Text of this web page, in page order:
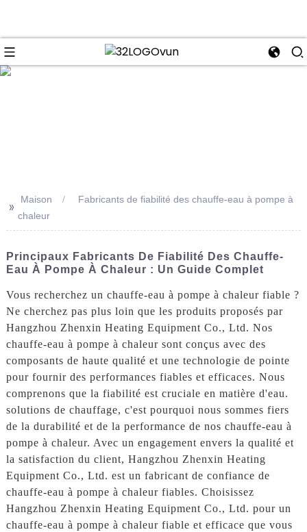
>> Maison
Fabricants de fiabilité des chauffe-eau à pompe à
chaleur
Principaux Fabricants De Fiabilité Des Chauffe-
Eau À Pompe À Chaleur : Un Guide Complet
Vous recherchez un chauffe-eau à pompe à chaleur fiable ?
Ne cherchez pas plus loin que les produits proposés par
Hangzhou Zhenxin Heating Equipment Co., Ltd. Nos
chauffe-eau à pompe à chaleur sont conçus avec des
composants de haute qualité et une technologie de pointe
pour fournir des performances fiables et efficaces. Nous
comprenons que la fiabilité est cruciale en matière d'eau.
solutions de chauffage, c'est pourquoi nous sommes fiers
de la durabilité et de la performance de nos chauffe-eau à
pompe à chaleur. Avec un engagement envers la qualité et
la satisfaction du client, Hangzhou Zhenxin Heating
Equipment Co., Ltd. est un fabricant de confiance de
chauffe-eau à pompe à chaleur fiables. Choisissez
Hangzhou Zhenxin Heating Equipment Co., Ltd. pour un
chauffe-eau à pompe à chaleur fiable et efficace que vous